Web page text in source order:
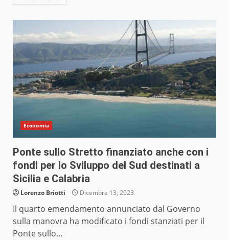
Economia
Ponte sullo Stretto finanziato anche con i
fondi per lo Sviluppo del Sud destinati a
Sicilia e Calabria
Lorenzo Briotti Dicembre 13, 2023
Il quarto emendamento annunciato dal Governo
sulla manovra ha modificato i fondi stanziati per il
Ponte sullo...